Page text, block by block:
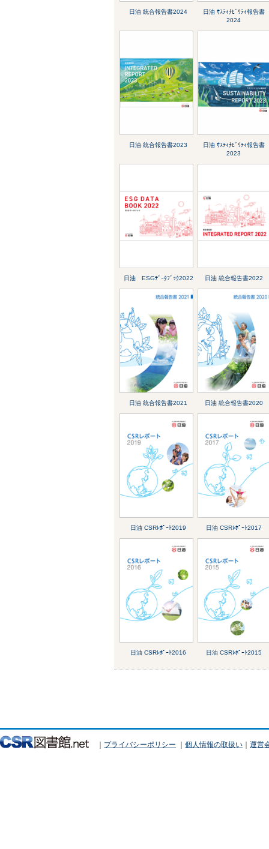
日油 統合報告書2024
日油 ｻｽﾃｨﾅﾋﾞﾘﾃｨ報告書
2024
日油 統合報告書2023
日油 ｻｽﾃｨﾅﾋﾞﾘﾃｨ報告書
2023
日油 ESGﾃﾞｰﾀﾌﾞｯｸ2022 日油 統合報告書2022
日油 統合報告書2021 日油 統合報告書2020
日油 CSRﾚﾎﾟｰﾄ2019 日油 CSRﾚﾎﾟｰﾄ2017
日油 CSRﾚﾎﾟｰﾄ2016 日油 CSRﾚﾎﾟｰﾄ2015
｜ プライバシーポリシー ｜ 個人情報の取扱い ｜ 運営